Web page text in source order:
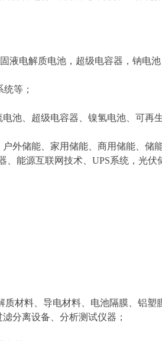
液电解质电池，超级电容器，钠电
等；
池、超级电容器、镍氢电池、可再
外储能、家用储能、商用储能、储
、能源互联网技术、UPS系统，光伏
质材料、 导电材料、电池隔膜、铝塑
滤分离设备、分析测试仪器；